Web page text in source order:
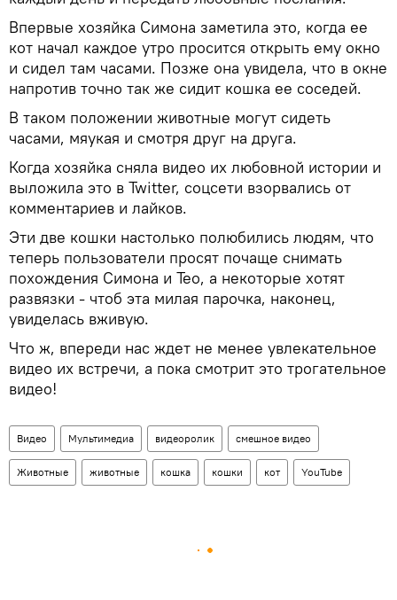
Впервые хозяйка Симона заметила это, когда ее
кот начал каждое утро просится открыть ему окно
и сидел там часами. Позже она увидела, что в окне
напротив точно так же сидит кошка ее соседей.
В таком положении животные могут сидеть
часами, мяукая и смотря друг на друга.
Когда хозяйка сняла видео их любовной истории и
выложила это в Twitter, соцсети взорвались от
комментариев и лайков.
Эти две кошки настолько полюбились людям, что
теперь пользователи просят почаще снимать
похождения Симона и Тео, а некоторые хотят
развязки - чтоб эта милая парочка, наконец,
увиделась вживую.
Что ж, впереди нас ждет не менее увлекательное
видео их встречи, а пока смотрит это трогательное
видео!
Видео Мультимедиа видеоролик смешное видео
Животные животные кошка кошки кот YouTube